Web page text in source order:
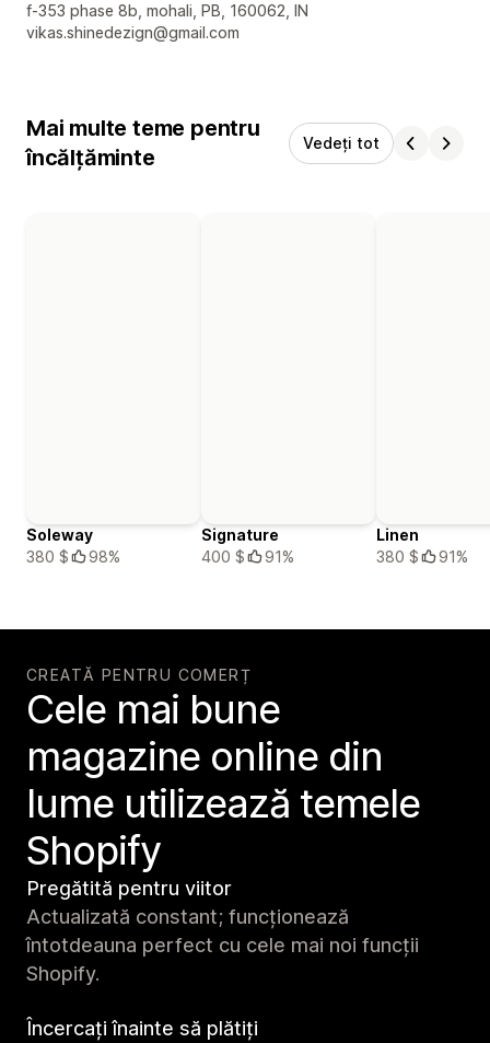
Detaliile de contact ale designerului
f-353 phase 8b, mohali, PB, 160062, IN
vikas.shinedezign@gmail.com
Mai multe teme pentru
încălțăminte
Vedeți tot
Soleway
380 $
98%
Signature
400 $
91%
Linen
380 $
91%
CREATĂ PENTRU COMERȚ
Cele mai bune
magazine online din
lume utilizează temele
Shopify
Pregătită pentru viitor
Actualizată constant; funcționează
întotdeauna perfect cu cele mai noi funcții
Shopify.
Încercați înainte să plătiți